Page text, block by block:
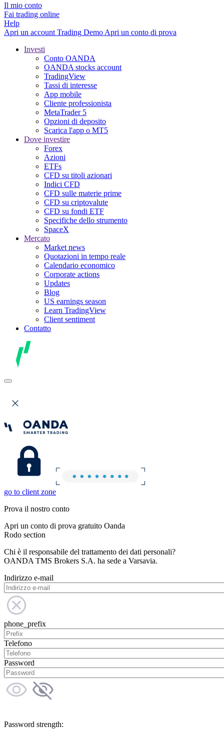
Il mio conto
Fai trading online
Help
Apri un account Trading Demo Apri un conto di prova
Investi
Conto OANDA
OANDA stocks account
TradingView
Tassi di interesse
App mobile
Cliente professionista
MetaTrader 5
Opzioni di deposito
Scarica l'app o MT5
Dove investire
Forex
Azioni
ETFs
CFD su titoli azionari
Indici CFD
CFD sulle materie prime
CFD su criptovalute
CFD su fondi ETF
Specifiche dello strumento
SpaceX
Mercato
Market news
Quotazioni in tempo reale
Calendario economico
Corporate actions
Updates
Blog
US earnings season
Learn TradingView
Client sentiment
Contatto
go to client zone
Prova il nostro conto
Apri un conto di prova gratuito Oanda
Rodo section
Chi è il responsabile del trattamento dei dati personali?
OANDA TMS Brokers S.A. ha sede a Varsavia.
Indirizzo e-mail
phone_prefix
Telefono
Password
Password strength: